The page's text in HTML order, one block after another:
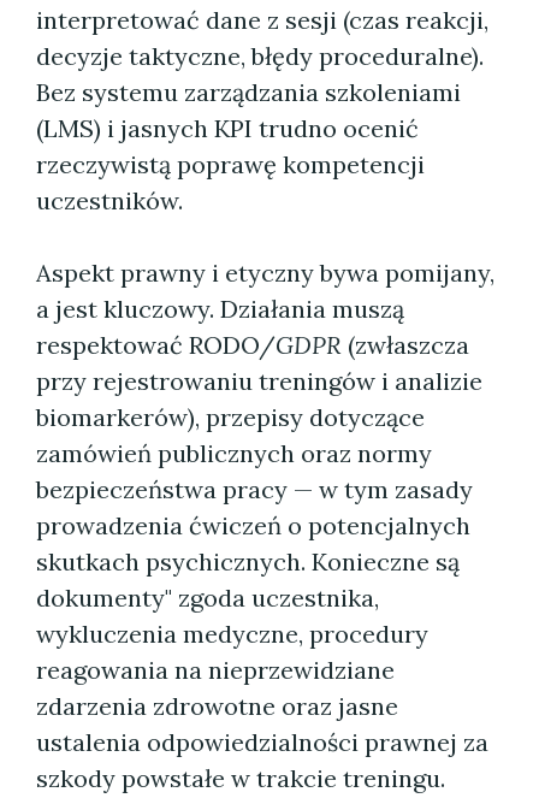
interpretować dane z sesji (czas reakcji,
decyzje taktyczne, błędy proceduralne).
Bez systemu zarządzania szkoleniami
(LMS) i jasnych KPI trudno ocenić
rzeczywistą poprawę kompetencji
uczestników.
Aspekt prawny i etyczny bywa pomijany,
a jest kluczowy. Działania muszą
respektować RODO/GDPR (zwłaszcza
przy rejestrowaniu treningów i analizie
biomarkerów), przepisy dotyczące
zamówień publicznych oraz normy
bezpieczeństwa pracy — w tym zasady
prowadzenia ćwiczeń o potencjalnych
skutkach psychicznych. Konieczne są
dokumenty" zgoda uczestnika,
wykluczenia medyczne, procedury
reagowania na nieprzewidziane
zdarzenia zdrowotne oraz jasne
ustalenia odpowiedzialności prawnej za
szkody powstałe w trakcie treningu.